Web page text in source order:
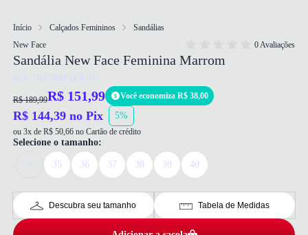
Início Calçados Femininos
Sandálias
New Face
0 Avaliações
Sandália New Face Feminina Marrom
Ref: 7897088585610
R$ 189,99R$ 151,99 Você economiza R$ 38,00
R$ 144,39 no Pix 5%
ou 3x de R$ 50,66 no Cartão de crédito
Selecione o tamanho:
35 36 37 38 39 40
Descubra seu tamanho Tabela de Medidas